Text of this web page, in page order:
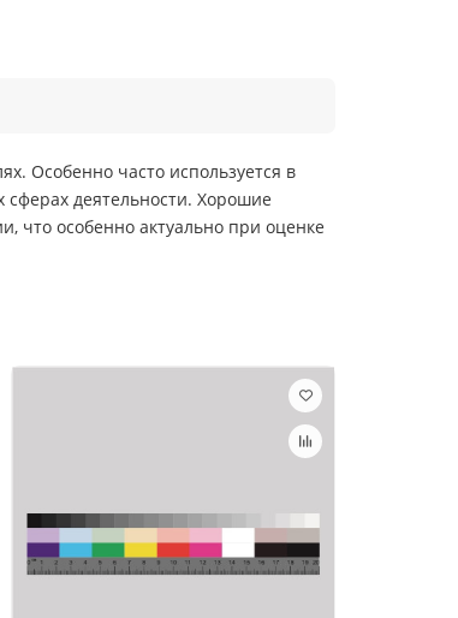
Особенно часто используется в
деятельности. Хорошие
что особенно актуально при оценке